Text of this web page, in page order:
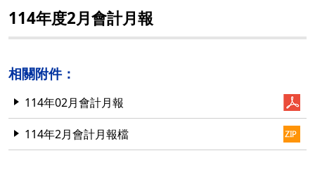
114年度2月會計月報
相關附件：
114年02月會計月報
114年2月會計月報檔